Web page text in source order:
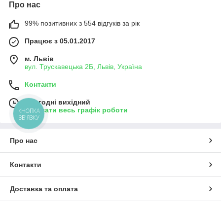
Про нас
99% позитивних з 554 відгуків за рік
Працює з 05.01.2017
м. Львів
вул. Трускавецька 2Б, Львів, Україна
Контакти
Сьогодні вихідний
Показати весь графік роботи
Про нас
Контакти
Доставка та оплата
КНОПКА
ЗВ'ЯЗКУ